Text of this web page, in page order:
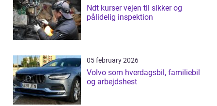
Ndt kurser vejen til sikker og
pålidelig inspektion
05 february 2026
Volvo som hverdagsbil, familiebil
og arbejdshest